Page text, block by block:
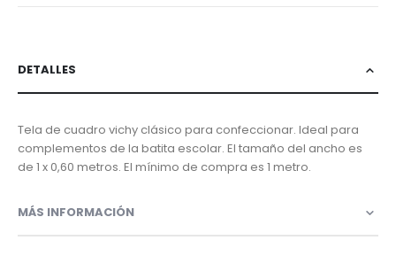
DETALLES
Tela de cuadro vichy clásico para confeccionar. Ideal para
complementos de la batita escolar. El tamaño del ancho es
de 1 x 0,60 metros. El mínimo de compra es 1 metro.
MÁS INFORMACIÓN